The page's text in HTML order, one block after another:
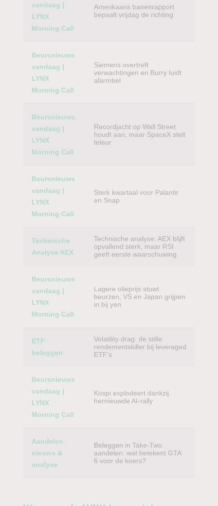
vandaag |
LYNX
Morning Call
Amerikaans banenrapport
bepaalt vrijdag de richting
Beursnieuws
vandaag |
LYNX
Morning Call
Siemens overtreft
verwachtingen en Burry luidt
alarmbel
Beursnieuws
vandaag |
LYNX
Morning Call
Recordjacht op Wall Street
houdt aan, maar SpaceX stelt
teleur
Beursnieuws
vandaag |
LYNX
Morning Call
Sterk kwartaal voor Palantir
en Snap
Technische
Analyse AEX
Technische analyse: AEX blijft
opvallend sterk, maar RSI
geeft eerste waarschuwing
Beursnieuws
vandaag |
LYNX
Morning Call
Lagere olieprijs stuwt
beurzen, VS en Japan grijpen
in bij yen
ETF
beleggen
Volatility drag: de stille
rendementskiller bij leveraged
ETF’s
Beursnieuws
vandaag |
LYNX
Morning Call
Kospi explodeert dankzij
hernieuwde AI-rally
Aandelen
nieuws &
analyse
Beleggen in Take-Two
aandelen: wat betekent GTA
6 voor de koers?